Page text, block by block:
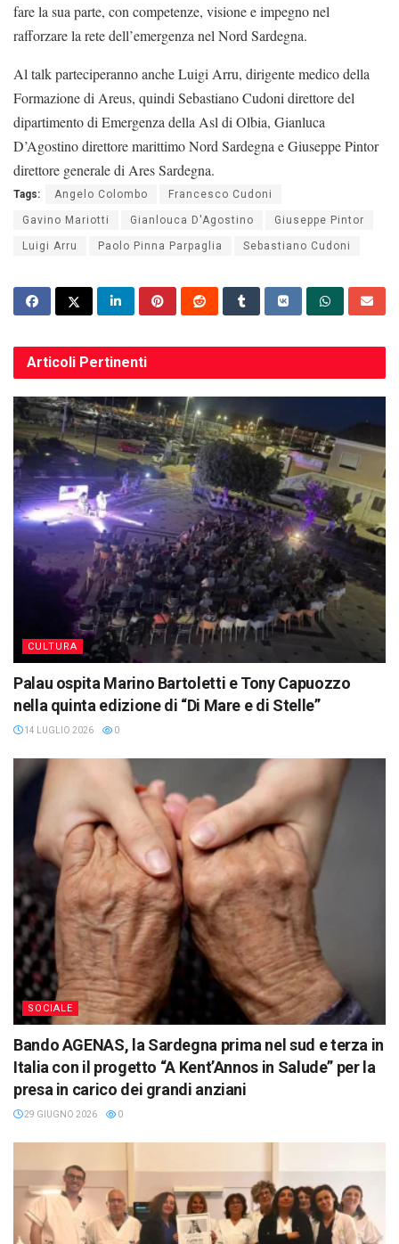
fare la sua parte, con competenze, visione e impegno nel
rafforzare la rete dell’emergenza nel Nord Sardegna.
Al talk parteciperanno anche Luigi Arru, dirigente medico della
Formazione di Areus, quindi Sebastiano Cudoni direttore del
dipartimento di Emergenza della Asl di Olbia, Gianluca
D’Agostino direttore marittimo Nord Sardegna e Giuseppe Pintor
direttore generale di Ares Sardegna.
Tags: Angelo Colombo Francesco Cudoni
Gavino Mariotti Gianlouca D'Agostino Giuseppe Pintor
Luigi Arru Paolo Pinna Parpaglia Sebastiano Cudoni
Articoli Pertinenti
CULTURA
Palau ospita Marino Bartoletti e Tony Capuozzo
nella quinta edizione di “Di Mare e di Stelle”
14 LUGLIO 2026 0
SOCIALE
Bando AGENAS, la Sardegna prima nel sud e terza in
Italia con il progetto “A Kent’Annos in Salude” per la
presa in carico dei grandi anziani
29 GIUGNO 2026 0